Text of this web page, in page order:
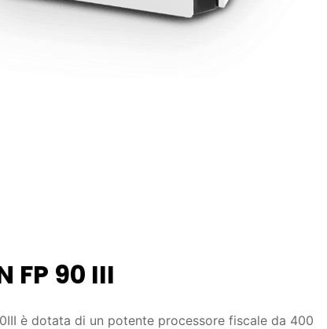
FP 90 III
è dotata di un potente processore fiscale da 400